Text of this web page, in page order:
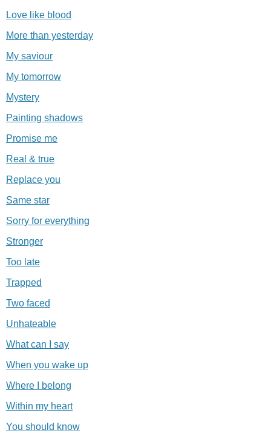
Love like blood
More than yesterday
My saviour
My tomorrow
Mystery
Painting shadows
Promise me
Real & true
Replace you
Same star
Sorry for everything
Stronger
Too late
Trapped
Two faced
Unhateable
What can I say
When you wake up
Where I belong
Within my heart
You should know